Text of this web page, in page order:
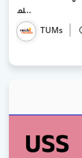
ച…
TUMs